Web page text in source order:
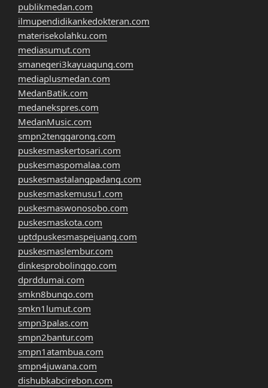
publikmedan.com
ilmupendidikankedokteran.com
materisekolahku.com
mediasumut.com
smanegeri3kayuagung.com
mediaplusmedan.com
MedanBatik.com
medanekspres.com
MedanMusic.com
smpn2tenggarong.com
puskesmaskertosari.com
puskesmaspomalaa.com
puskesmastalangpadang.com
puskesmaskemusu1.com
puskesmaswonosobo.com
puskesmaskota.com
uptdpuskesmaspejuang.com
puskesmaslembur.com
dinkesprobolinggo.com
dprddumai.com
smkn8bungo.com
smkn1lumut.com
smpn3palas.com
smpn2bantur.com
smpn1atambua.com
smpn4juwana.com
dishubkabcirebon.com